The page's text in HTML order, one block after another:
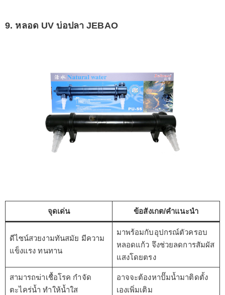
9. หลอด UV บ่อปลา JEBAO
จุดเด่น ข้อสังเกต/คำแนะนำ
ดีไซน์สวยงามทันสมัย มีความ
แข็งแรง ทนทาน
มาพร้อมกับอุปกรณ์ตัวครอบ
หลอดแก้ว จึงช่วยลดการสัมผัส
แสงโดยตรง
สามารถฆ่าเชื้อโรค กำจัด
ตะไคร่น้ำ ทำให้น้ำใส
อาจจะต้องหาปั๊มน้ำมาติดตั้ง
เองเพิ่มเติม